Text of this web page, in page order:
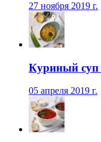
27 ноября 2019 г.
Куриный
05 апреля 2019 г.